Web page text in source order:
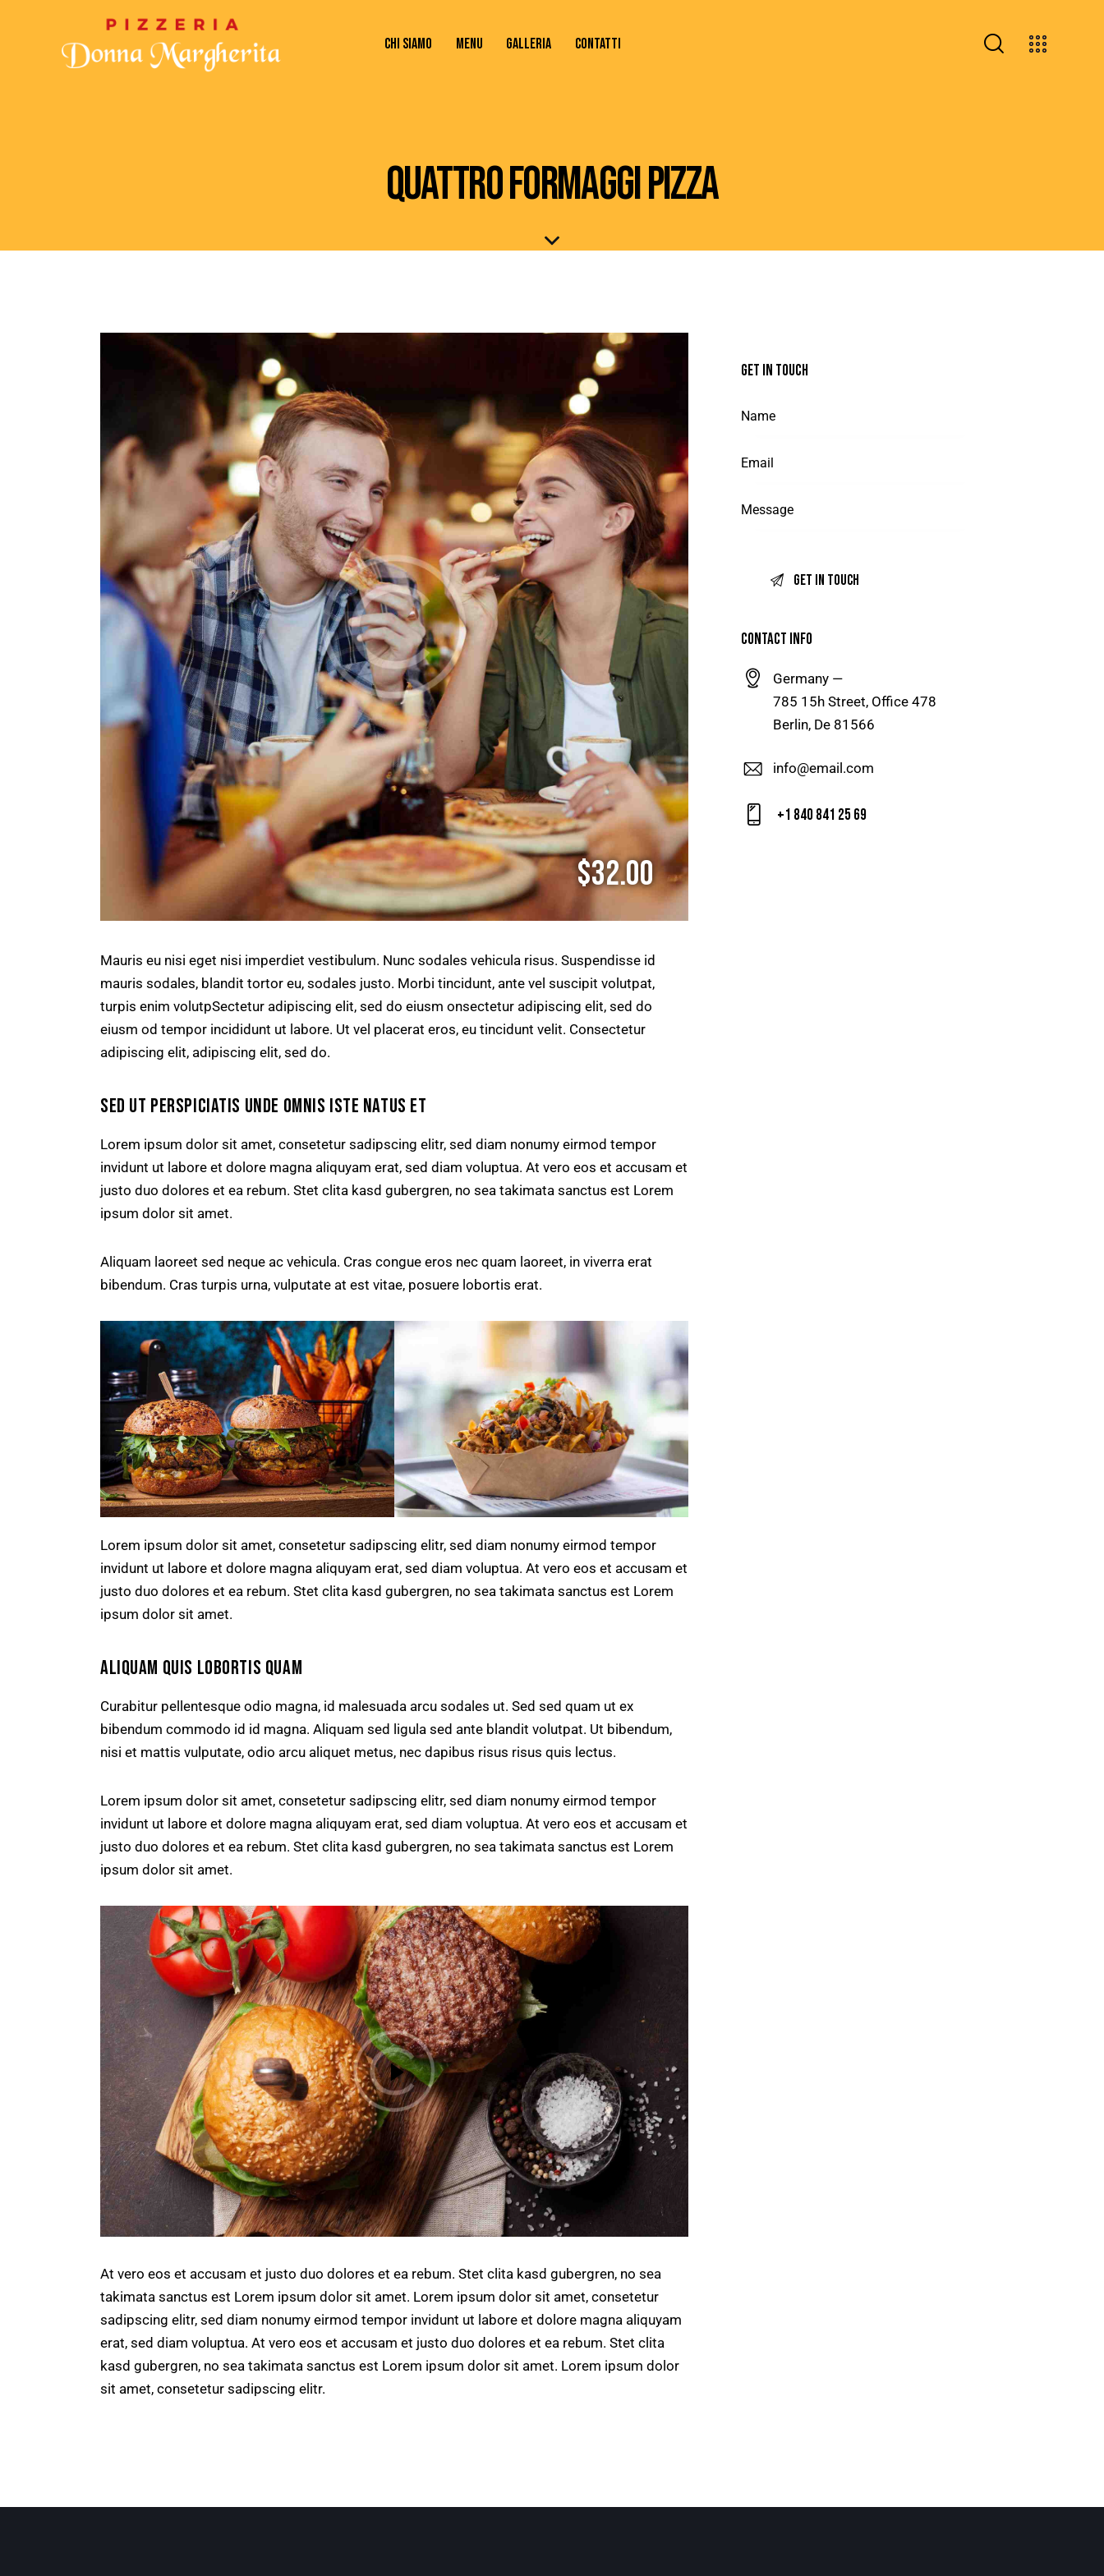
CHI SIAMO MENU GALLERIA CONTATTI
QUATTRO FORMAGGI PIZZA
$32.00
Mauris eu nisi eget nisi imperdiet vestibulum. Nunc sodales vehicula risus. Suspendisse id
mauris sodales, blandit tortor eu, sodales justo. Morbi tincidunt, ante vel suscipit volutpat,
turpis enim volutpSectetur adipiscing elit, sed do eiusm onsectetur adipiscing elit, sed do
eiusm od tempor incididunt ut labore. Ut vel placerat eros, eu tincidunt velit. Consectetur
adipiscing elit, adipiscing elit, sed do.
SED UT PERSPICIATIS UNDE OMNIS ISTE NATUS ET
Lorem ipsum dolor sit amet, consetetur sadipscing elitr, sed diam nonumy eirmod tempor
invidunt ut labore et dolore magna aliquyam erat, sed diam voluptua. At vero eos et accusam et
justo duo dolores et ea rebum. Stet clita kasd gubergren, no sea takimata sanctus est Lorem
ipsum dolor sit amet.
Aliquam laoreet sed neque ac vehicula. Cras congue eros nec quam laoreet, in viverra erat
bibendum. Cras turpis urna, vulputate at est vitae, posuere lobortis erat.
Lorem ipsum dolor sit amet, consetetur sadipscing elitr, sed diam nonumy eirmod tempor
invidunt ut labore et dolore magna aliquyam erat, sed diam voluptua. At vero eos et accusam et
justo duo dolores et ea rebum. Stet clita kasd gubergren, no sea takimata sanctus est Lorem
ipsum dolor sit amet.
ALIQUAM QUIS LOBORTIS QUAM
Curabitur pellentesque odio magna, id malesuada arcu sodales ut. Sed sed quam ut ex
bibendum commodo id id magna. Aliquam sed ligula sed ante blandit volutpat. Ut bibendum,
nisi et mattis vulputate, odio arcu aliquet metus, nec dapibus risus risus quis lectus.
Lorem ipsum dolor sit amet, consetetur sadipscing elitr, sed diam nonumy eirmod tempor
invidunt ut labore et dolore magna aliquyam erat, sed diam voluptua. At vero eos et accusam et
justo duo dolores et ea rebum. Stet clita kasd gubergren, no sea takimata sanctus est Lorem
ipsum dolor sit amet.
At vero eos et accusam et justo duo dolores et ea rebum. Stet clita kasd gubergren, no sea
takimata sanctus est Lorem ipsum dolor sit amet. Lorem ipsum dolor sit amet, consetetur
sadipscing elitr, sed diam nonumy eirmod tempor invidunt ut labore et dolore magna aliquyam
erat, sed diam voluptua. At vero eos et accusam et justo duo dolores et ea rebum. Stet clita
kasd gubergren, no sea takimata sanctus est Lorem ipsum dolor sit amet. Lorem ipsum dolor
sit amet, consetetur sadipscing elitr.
GET IN TOUCH
CONTACT INFO
Germany —
785 15h Street, Office 478
Berlin, De 81566
info@email.com
+1 840 841 25 69